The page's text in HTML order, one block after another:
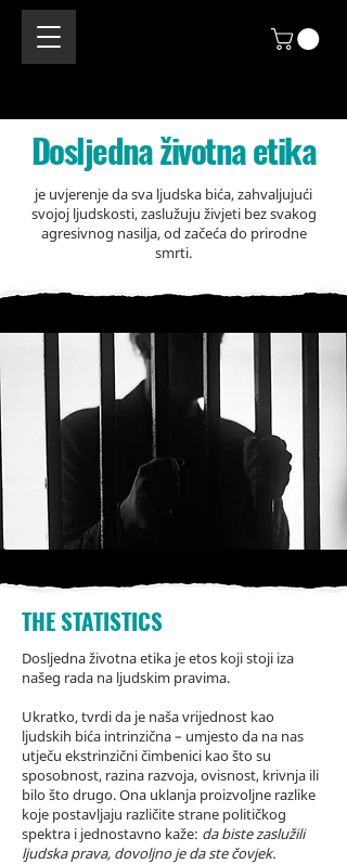
Dosljedna životna etika
je uvjerenje da sva ljudska bića, zahvaljujući
svojoj ljudskosti, zaslužuju živjeti bez svakog
agresivnog nasilja, od začeća do prirodne
smrti.
THE STATISTICS
Dosljedna životna etika je etos koji stoji iza
našeg rada na ljudskim pravima.
Ukratko, tvrdi da je naša vrijednost kao
ljudskih bića intrinzična – umjesto da na nas
utječu ekstrinzični čimbenici kao što su
sposobnost, razina razvoja, ovisnost, krivnja ili
bilo što drugo. Ona uklanja proizvoljne razlike
koje postavljaju različite strane političkog
spektra i jednostavno kaže: da biste zaslužili
ljudska prava, dovoljno je da ste čovjek.